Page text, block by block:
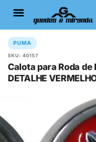
PUMA
SKU: 40157
Calota para Roda de
DETALHE